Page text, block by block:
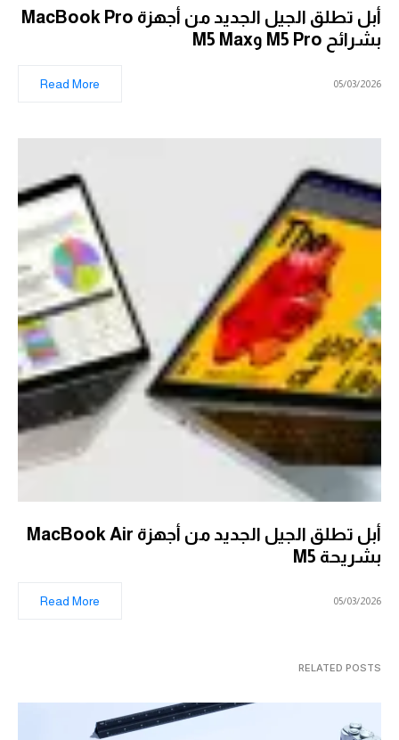
أبل تطلق الجيل الجديد من أجهزة MacBook Pro
بشرائح M5 Pro وM5 Max
05/03/2026
Read More
أبل تطلق الجيل الجديد من أجهزة MacBook Air
بشريحة M5
05/03/2026
Read More
RELATED POSTS